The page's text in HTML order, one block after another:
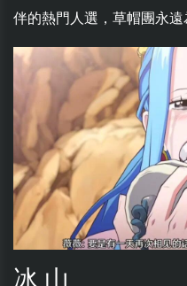
伴的熱門人選，草帽團永遠
冰 山